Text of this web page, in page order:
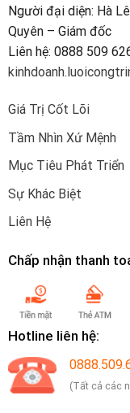
Người đại diện: Hà
Quyên – Giám đốc
Liên hệ: 0888 509 626
Giá Trị Cốt Lõi
Tầm Nhìn Xứ Mệnh
Mục Tiêu Phát Triển
Sự Khác Biệt
Liên Hệ
Chấp nhận thanh
Hotline liên hệ:
(Tất cả các